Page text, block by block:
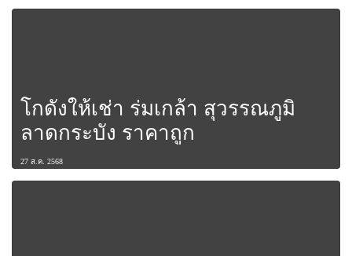
โกดังให้เช่า ร่มเกล้า สุวรรณภูมิ
ลาดกระบัง ราคาถูก
27 ส.ค. 2568